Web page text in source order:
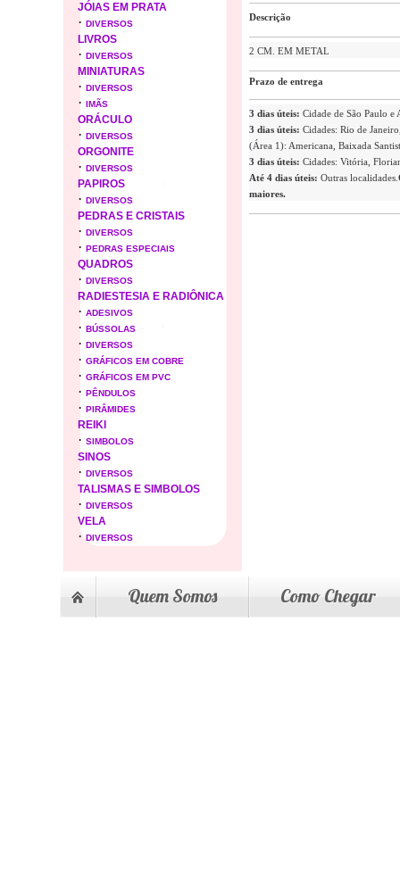
JÓIAS EM PRATA
· DIVERSOS
LIVROS
· DIVERSOS
MINIATURAS
· DIVERSOS
· IMÃS
ORÁCULO
· DIVERSOS
ORGONITE
· DIVERSOS
PAPIROS
· DIVERSOS
PEDRAS E CRISTAIS
· DIVERSOS
· PEDRAS ESPECIAIS
QUADROS
· DIVERSOS
RADIESTESIA E RADIÔNICA
· ADESIVOS
· BÚSSOLAS
· DIVERSOS
· GRÁFICOS EM COBRE
· GRÁFICOS EM PVC
· PÊNDULOS
· PIRÂMIDES
REIKI
· SIMBOLOS
SINOS
· DIVERSOS
TALISMAS E SIMBOLOS
· DIVERSOS
VELA
· DIVERSOS
Descrição
2 CM. EM METAL
Prazo de entrega
3 dias úteis: Cidade de São Paulo e
3 dias úteis: Cidades: Rio de
(Área 1): Americana, Baixada
3 dias úteis: Cidades: Vitória,
Até 4 dias úteis: Outras localidades.
maiores.
Quem Somos Como Chegar